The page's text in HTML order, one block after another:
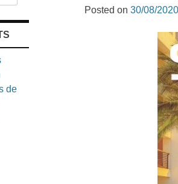
Posted on30/08/2020
de